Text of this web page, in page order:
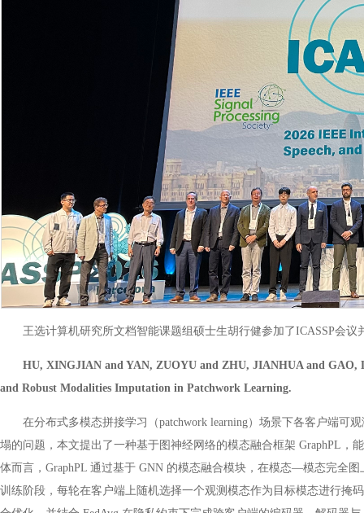
王选计算机研究所文档智能课题组硕士生胡行健参加了ICASSP会
HU, XINGJIAN and YAN, ZUOYU and ZHU, JIANHUA and
and Robust Modalities Imputation in Patchwork Learning.
在分布式多模态拼接学习（patchwork learning）场景下各客户端可
塌的问题，本文提出了一种基于图神经网络的模态融合框架 GraphPL
体而言，GraphPL 通过基于 GNN 的模态融合模块，在模态—模态完全
训练阶段，每轮在客户端上随机选择一个观测模态作为目标模态进行掩